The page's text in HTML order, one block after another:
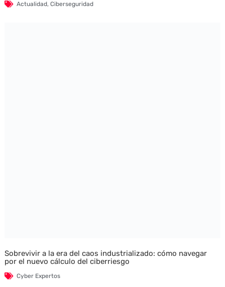
Actualidad, Ciberseguridad
Sobrevivir a la era del caos industrializado: cómo navegar
por el nuevo cálculo del ciberriesgo
Cyber Expertos